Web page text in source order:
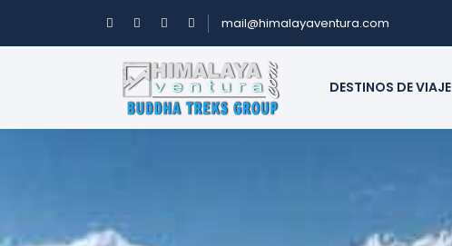
mail@himalayaventura.com
DESTINOS DE VIAJE